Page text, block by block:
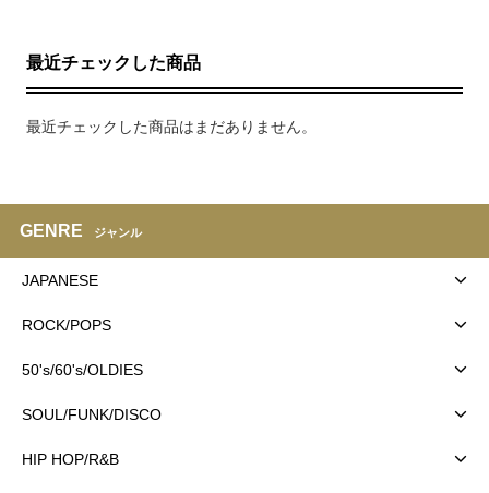
最近チェックした商品
最近チェックした商品はまだありません。
GENRE ジャンル
JAPANESE
ROCK/POPS
50's/60's/OLDIES
SOUL/FUNK/DISCO
HIP HOP/R&B